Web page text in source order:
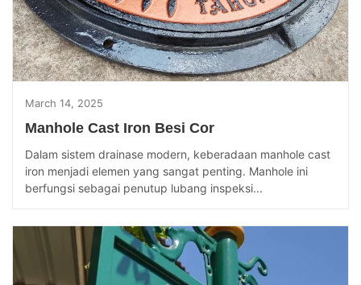
March 14, 2025
Manhole Cast Iron Besi Cor
Dalam sistem drainase modern, keberadaan manhole cast
iron menjadi elemen yang sangat penting. Manhole ini
berfungsi sebagai penutup lubang inspeksi...